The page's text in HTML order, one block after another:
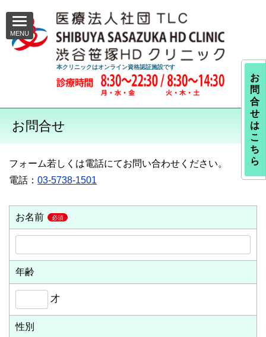
本クリニックはオンライン資格認証施設です
お問合せ
フォーム若しくは電話にてお問い合わせください。
電話： 03-5738-1501
お名前
年齢
才
性別
お
問
合
せ
は
こ
ち
ら